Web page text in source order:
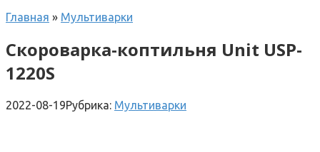
Главная » Мультиварки
Скороварка-коптильня Unit USP-
1220S
2022-08-19Рубрика: Мультиварки